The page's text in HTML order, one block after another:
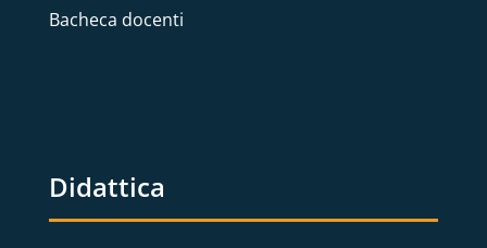
Bacheca docenti
Didattica